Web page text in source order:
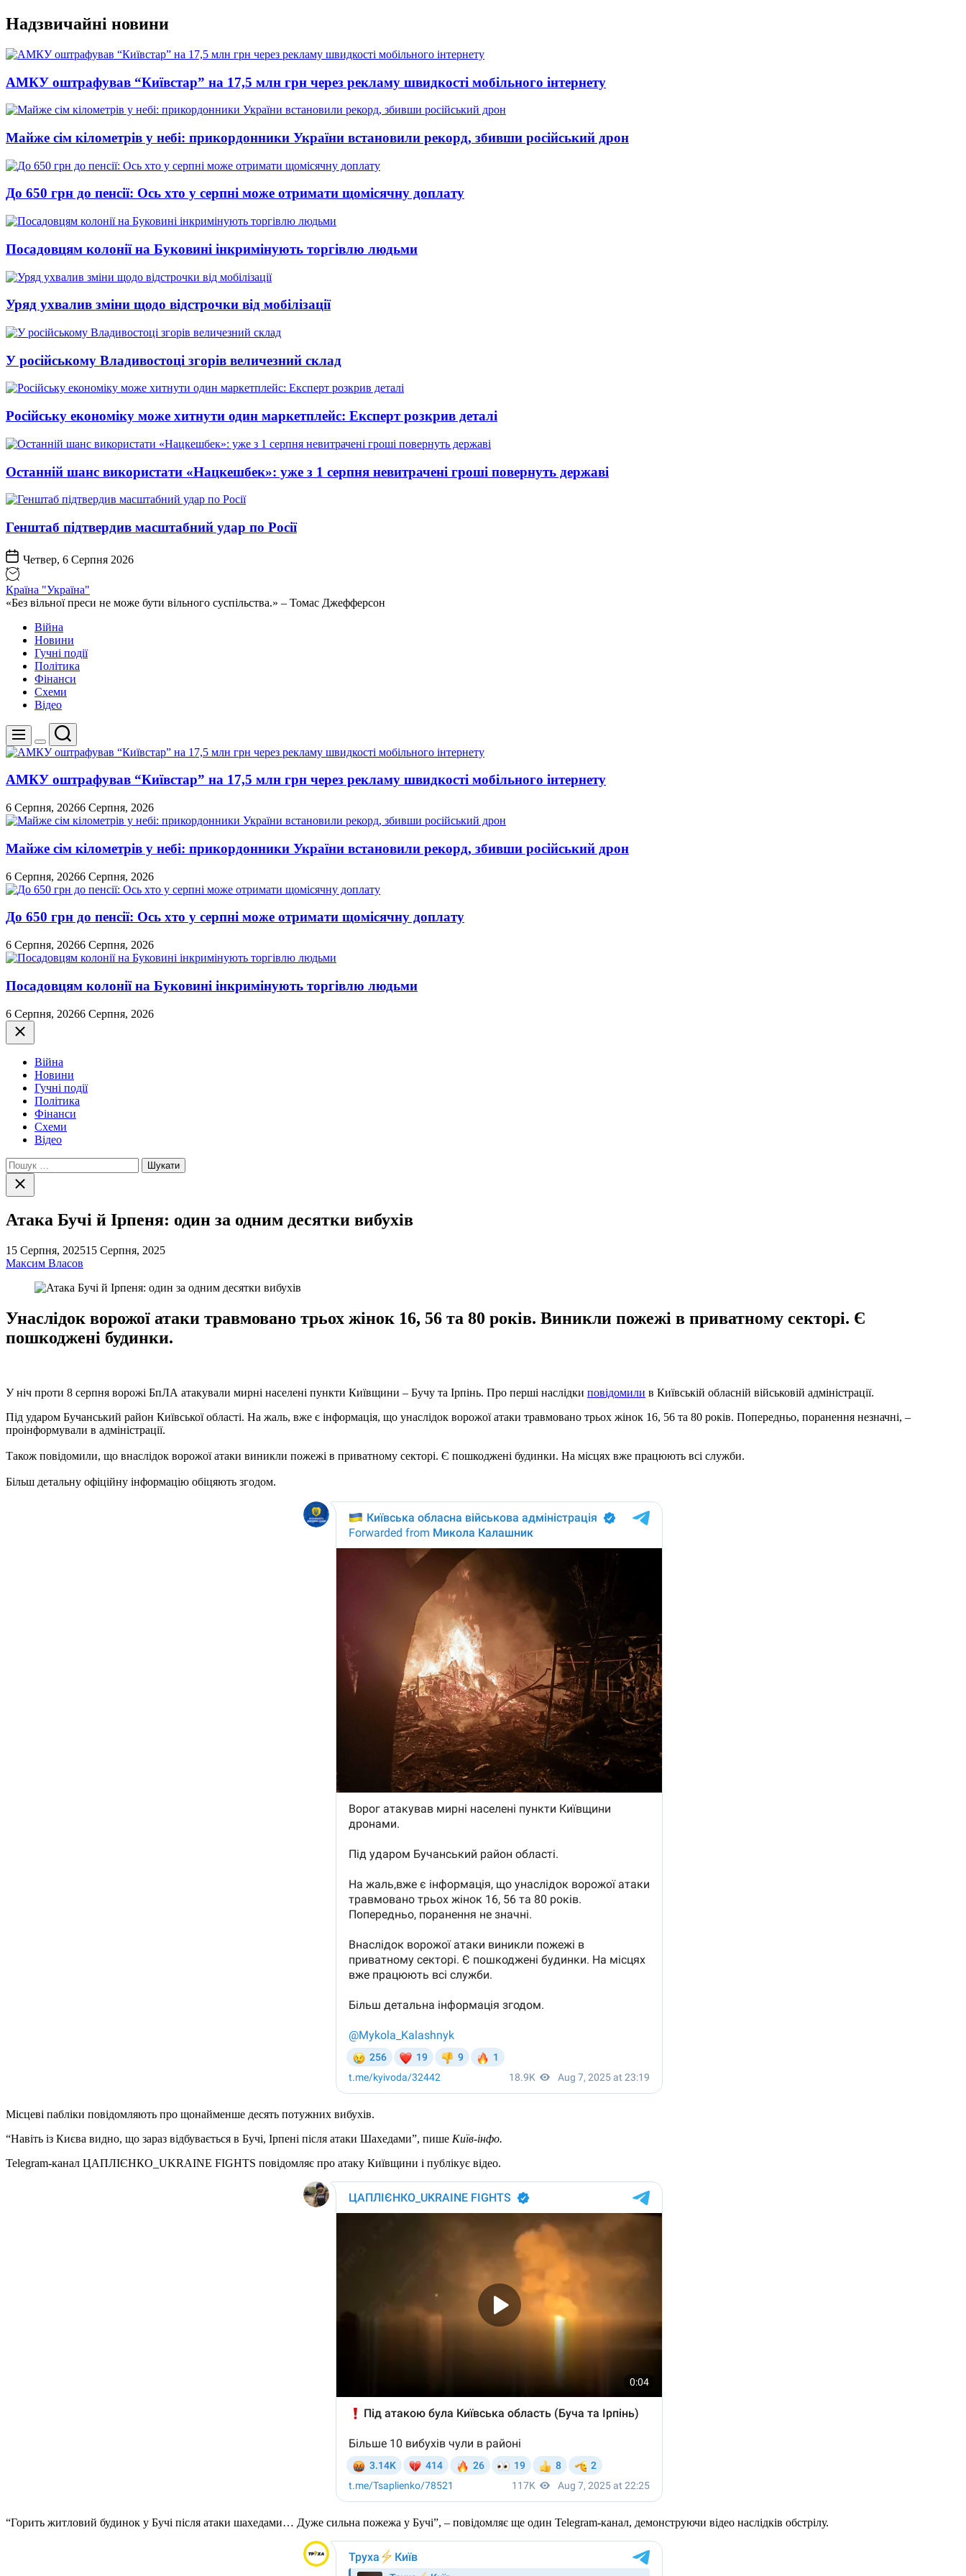
Перейти
до
вмісту
Надзвичайні новини
АМКУ оштрафував “Київстар” на 17,5 млн грн через рекламу швидкості мобільного інтернету
Майже сім кілометрів у небі: прикордонники України встановили рекорд, збивши російський дрон
До 650 грн до пенсії: Ось хто у серпні може отримати щомісячну доплату
Посадовцям колонії на Буковині інкримінують торгівлю людьми
Уряд ухвалив зміни щодо відстрочки від мобілізації
У російському Владивостоці згорів величезний склад
Російську економіку може хитнути один маркетплейс: Експерт розкрив деталі
Останній шанс використати «Нацкешбек»: уже з 1 серпня невитрачені гроші повернуть державі
Генштаб підтвердив масштабний удар по Росії
Четвер, 6 Серпня 2026
Країна "Україна"
«Без вільної преси не може бути вільного суспільства.» – Томас Джефферсон
Війна
Новини
Гучні події
Політика
Фінанси
Схеми
Відео
Меню
Перемикач
кольорового
Пошук
АМКУ оштрафував “Київстар” на 17,5 млн грн через рекламу швидкості мобільного інтернету
6 Серпня, 20266 Серпня, 2026
Майже сім кілометрів у небі: прикордонники України встановили рекорд, збивши російський дрон
6 Серпня, 20266 Серпня, 2026
До 650 грн до пенсії: Ось хто у серпні може отримати щомісячну доплату
6 Серпня, 20266 Серпня, 2026
Посадовцям колонії на Буковині інкримінують торгівлю людьми
6 Серпня, 20266 Серпня, 2026
Закрити
Війна
Новини
Гучні події
Політика
Фінанси
Схеми
Відео
Пошук:
Закрити
пошук
Атака Бучі й Ірпеня: один за одним десятки вибухів
15 Серпня, 202515 Серпня, 2025
Максим Власов
Унаслідок ворожої атаки травмовано трьох жінок 16, 56 та 80 років. Виникли пожежі в приватному секторі. Є
пошкоджені будинки.
У ніч проти 8 серпня ворожі БпЛА атакували мирні населені пункти Київщини – Бучу та Ірпінь. Про перші наслідки повідомили в Київській обласній військовій адміністрації.
Під ударом Бучанський район Київської області. На жаль, вже є інформація, що унаслідок ворожої атаки травмовано трьох жінок 16, 56 та 80 років. Попередньо, поранення незначні, –
проінформували в адміністрації.
Також повідомили, що внаслідок ворожої атаки виникли пожежі в приватному секторі. Є пошкоджені будинки. На місцях вже працюють всі служби.
Більш детальну офіційну інформацію обіцяють згодом.
Місцеві пабліки повідомляють про щонайменше десять потужних вибухів.
“Навіть із Києва видно, що зараз відбувається в Бучі, Ірпені після атаки Шахедами”, пише Київ-інфо.
Telegram-канал ЦАПЛІЄНКО_UKRAINE FIGHTS повідомляє про атаку Київщини і публікує відео.
“Горить житловий будинок у Бучі після атаки шахедами… Дуже сильна пожежа у Бучі”, – повідомляє ще один Telegram-канал, демонструючи відео наслідків обстрілу.